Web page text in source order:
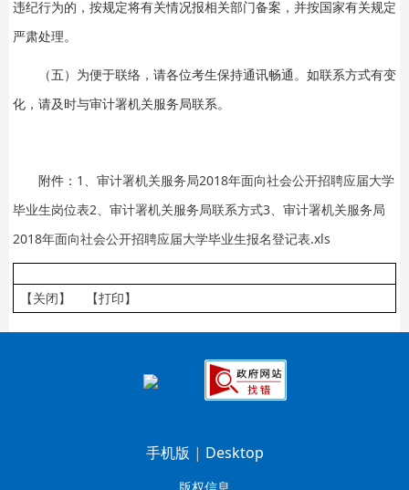
违纪行为的，按规定将有关情况报相关部门备案，并按国家有关规定
严肃处理。
（五）为便于联络，请各位考生保持通讯畅通。如联系方式有变
化，请及时与审计署机关服务局联系。
附件： 1、审计署机关服务局2018年面向社会公开招聘应届大学
毕业生岗位表2、审计署机关服务局联系方式3、审计署机关服务局
2018年面向社会公开招聘应届大学毕业生报名登记表.xls
【关闭】 【打印】
手机版 | Desktop